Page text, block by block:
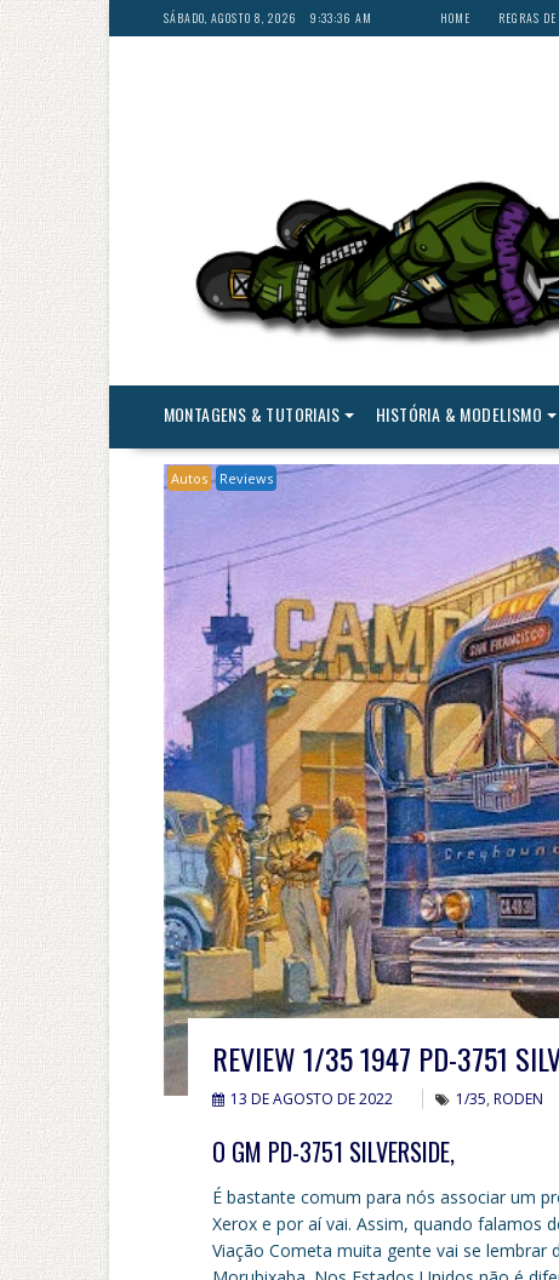
Skip
to
content
SÁBADO, AGOSTO 8, 2026 9:33:39 AM HOME REGRAS
MONTAGENS & TUTORIAIS HISTÓRIA & MODELISMO
Autos Reviews
REVIEW 1/35 1947 PD-3751
13 DE AGOSTO DE 2022 1/35, RODEN
O GM PD-3751 SILVERSIDE,
É bastante comum para nós associar um
Xerox e por aí vai. Assim, quando falamos
Viação Cometa muita gente vai se lembrar